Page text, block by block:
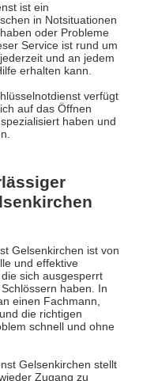
ist ein
in Notsituationen
oder Probleme
Service ist rund um
und an jedem
erhalten kann.
verfügt
auf das Öffnen
haben und
Gelsenkirchen⁠ ist von
und effektive
sich ausgesperrt
haben. In
einen Fachmann,
die richtigen
schnell und ohne
Gelsenkirchen⁠ stellt
Zugang zu